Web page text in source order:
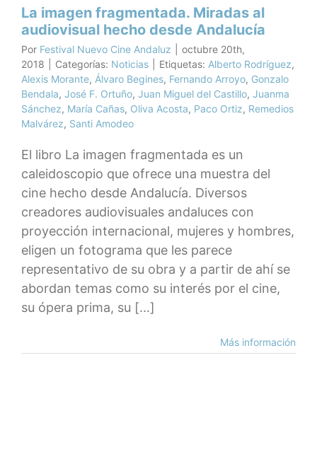
La imagen fragmentada. Miradas al
audiovisual hecho desde Andalucía
Por Festival Nuevo Cine Andaluz
octubre 20th,
2018
Categorías: Noticias Etiquetas: Alberto Rodríguez,
Alexis Morante, Álvaro Begines, Fernando Arroyo, Gonzalo
Bendala, José F. Ortuño, Juan Miguel del Castillo, Juanma
Sánchez, María Cañas, Oliva Acosta, Paco Ortiz, Remedios
Malvárez, Santi Amodeo
El libro La imagen fragmentada es un
caleidoscopio que ofrece una muestra del
cine hecho desde Andalucía. Diversos
creadores audiovisuales andaluces con
proyección internacional, mujeres y hombres,
eligen un fotograma que les parece
representativo de su obra y a partir de ahí se
abordan temas como su interés por el cine,
su ópera prima, su [...]
Más información